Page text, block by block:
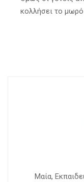
κολλήσει το
Mαία,